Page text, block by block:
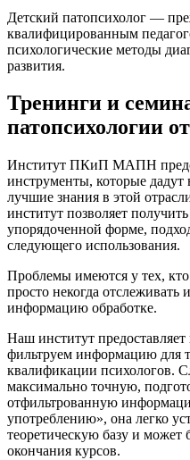
Детский патопсихолог —
квалифицированным
психологические методы
развития.
Тренинги и
Институт ПКиП МАПН
инструменты, которые
лучшие знания в этой
институт позволяет
упорядоченной форме,
следующего использования.
Проблемы имеются у тех,
просто некогда отслеживать
информацию обработке.
Наш институт
фильтруем информацию для
квалификации психологов.
максимально точную,
отфильтрованную
употреблению», она легко
теоретическую базу и может
окончания курсов.